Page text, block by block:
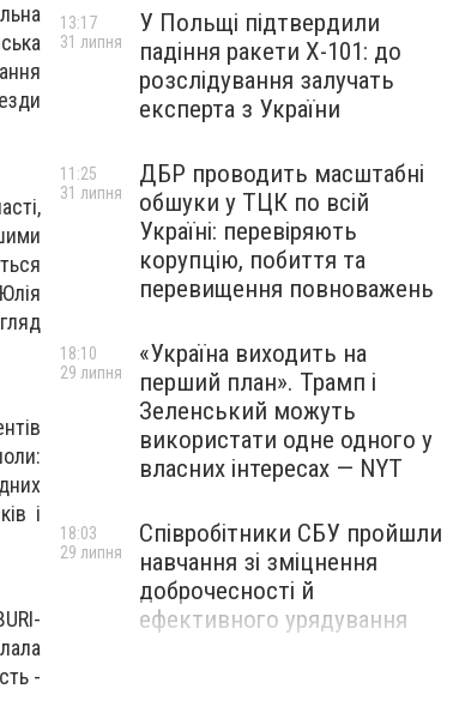
і
-
У Польщі підтвердили
падіння ракети Х-101: до
розслідування залучать
експерта з України
13:17
31 липня
ДБР проводить масштабні
обшуки у ТЦК по всій
Україні: перевіряють
корупцію, побиття та
перевищення повноважень
11:25
31 липня
«Україна виходить на
перший план». Трамп і
Зеленський можуть
використати одне одного у
власних інтересах — NYT
18:10
29 липня
Співробітники СБУ пройшли
навчання зі зміцнення
доброчесності й
ефективного урядування
18:03
29 липня